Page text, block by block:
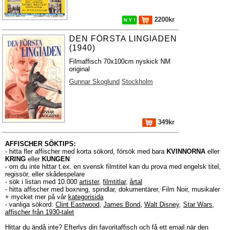
N Y ! 2200kr
DEN FÖRSTA LINGIADEN
(1940)
Filmaffisch 70x100cm nyskick NM
original
Gunnar Skoglund Stockholm
349kr
AFFISCHER SÖKTIPS:
- hitta fler affischer med korta sökord, försök med bara KVINNORNA eller
KRING eller KUNGEN
- om du inte hittar t.ex. en svensk filmtitel kan du prova med engelsk titel,
regissör, eller skådespelare
- sök i listan med 10.000 artister, filmtitlar, årtal
- hitta affischer med boxning, spindlar, dokumentärer, Film Noir, musikaler
+ mycket mer på vår kategorisida
- vanliga sökord: Clint Eastwood, James Bond, Walt Disney, Star Wars,
affischer från 1930-talet
Hittar du ändå inte? Efterlys din favoritaffisch och få ett email när den